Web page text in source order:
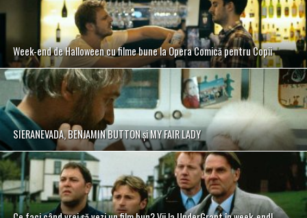
Week-end de Halloween cu filme bune la Opera Comică pentru Copii
SIERANEVADA, BENJAMIN BUTTON și MY FAIR LADY